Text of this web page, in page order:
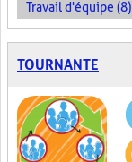
Travail d'équipe (8)
TOURNANTE